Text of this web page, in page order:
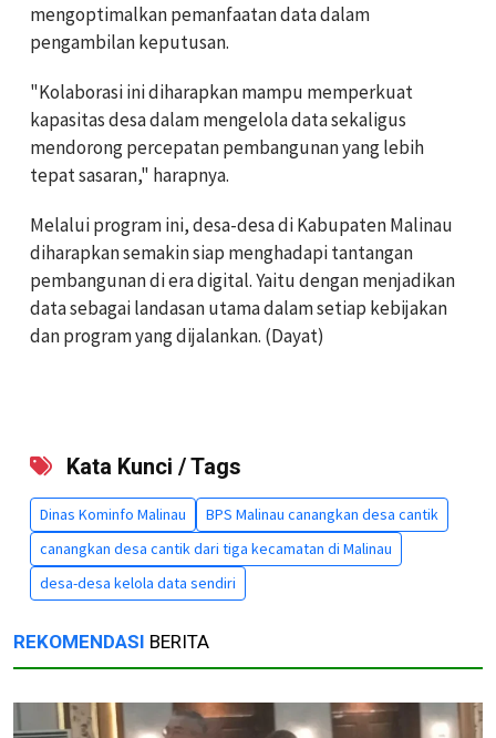
mengoptimalkan pemanfaatan data dalam
pengambilan keputusan.
"Kolaborasi ini diharapkan mampu memperkuat
kapasitas desa dalam mengelola data sekaligus
mendorong percepatan pembangunan yang lebih
tepat sasaran," harapnya.
Melalui program ini, desa-desa di Kabupaten Malinau
diharapkan semakin siap menghadapi tantangan
pembangunan di era digital. Yaitu dengan menjadikan
data sebagai landasan utama dalam setiap kebijakan
dan program yang dijalankan. (Dayat)
Kata Kunci / Tags
Dinas Kominfo Malinau
BPS Malinau canangkan desa cantik
canangkan desa cantik dari tiga kecamatan di Malinau
desa-desa kelola data sendiri
REKOMENDASI BERITA